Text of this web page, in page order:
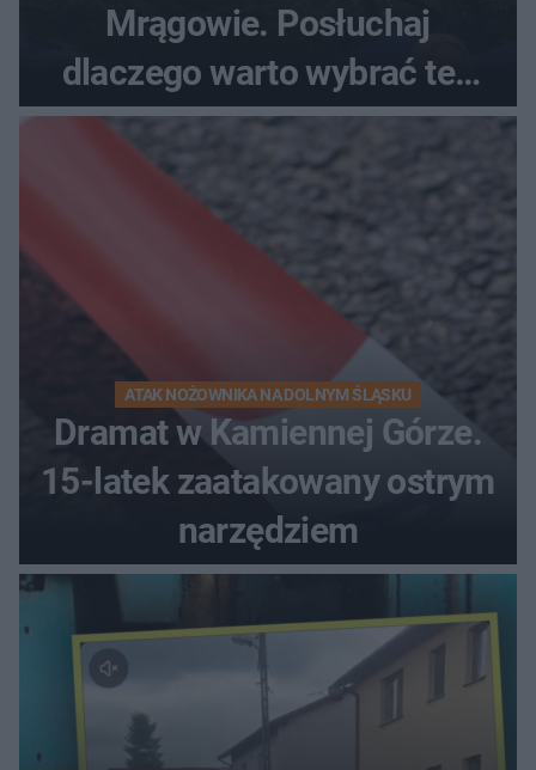
Mrągowie. Posłuchaj
dlaczego warto wybrać ten
kierunek na urlop!
ATAK NOŻOWNIKA NA DOLNYM ŚLĄSKU
Dramat w Kamiennej Górze.
15-latek zaatakowany ostrym
narzędziem